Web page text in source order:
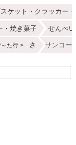
スケット・クラッカー
・焼き菓子 せんべ
～た行 さ サンコー